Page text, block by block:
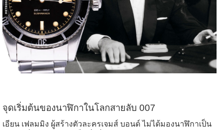
จุดเริ่มต้นของนาฬิกาในโลกสายลับ 007
เอียน เฟลมมิง ผู้สร้างตัวละครเจมส์ บอนด์ ไม่ได้มองนาฬิกาเป็น